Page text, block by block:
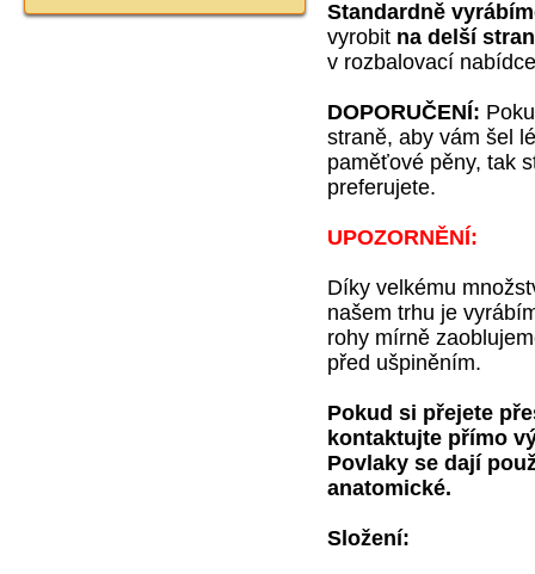
Standardně
vyrobit na delší
v rozbalovací
DOPORUČENÍ:
straně, aby vám šel
paměťové pěny, tak
preferujete.
UPOZORNĚNÍ:
Díky velkému
našem trhu je
rohy mírně
před ušpiněním.
Pokud si přejete
kontaktujte přímo
Povlaky se dají
anatomické.
Složení: